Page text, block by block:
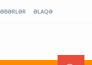
ƏLAQƏ